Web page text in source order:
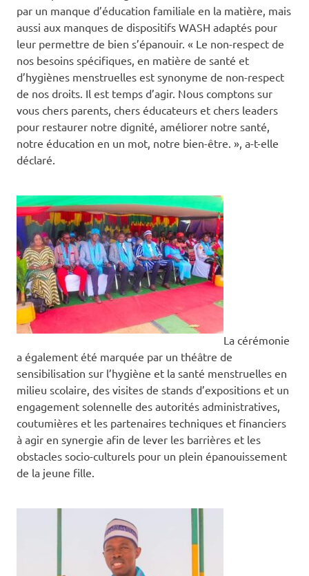
par un manque d’éducation familiale en la matière, mais
aussi aux manques de dispositifs WASH adaptés pour
leur permettre de bien s’épanouir. « Le non-respect de
nos besoins spécifiques, en matière de santé et
d’hygiènes menstruelles est synonyme de non-respect
de nos droits. Il est temps d’agir. Nous comptons sur
vous chers parents, chers éducateurs et chers leaders
pour restaurer notre dignité, améliorer notre santé,
notre éducation en un mot, notre bien-être. », a-t-elle
déclaré.
La cérémonie
a également été marquée par un théâtre de
sensibilisation sur l’hygiène et la santé menstruelles en
milieu scolaire, des visites de stands d’expositions et un
engagement solennelle des autorités administratives,
coutumières et les partenaires techniques et financiers
à agir en synergie afin de lever les barrières et les
obstacles socio-culturels pour un plein épanouissement
de la jeune fille.